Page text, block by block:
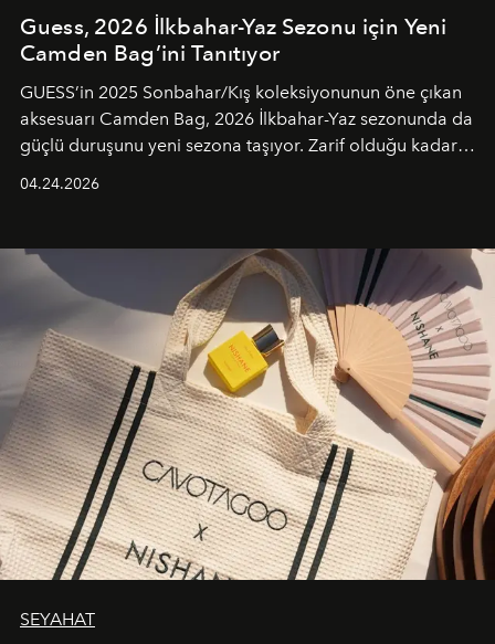
Guess, 2026 İlkbahar-Yaz Sezonu için Yeni
Camden Bag’ini Tanıtıyor
GUESS’in 2025 Sonbahar/Kış koleksiyonunun öne çıkan
aksesuarı Camden Bag, 2026 İlkbahar-Yaz sezonunda da
güçlü duruşunu yeni sezona taşıyor. Zarif olduğu kadar
04.24.2026
SEYAHAT